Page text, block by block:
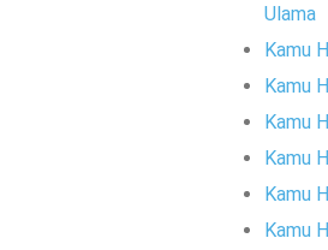
Ulama
Kamu
Kamu
Kamu
Kamu
Kamu
Kamu